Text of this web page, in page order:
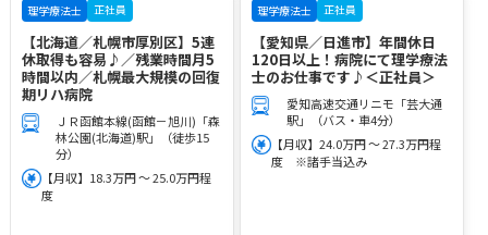
理学療法士 正社員
【北海道／札幌市厚別区】5連
休取得も容易♪／残業時間月5
時間以内／札幌最大規模の回復
期リハ病院
ＪＲ函館本線(函館－旭川)「森
林公園(北海道)駅」（徒歩15
分）
【月収】18.3万円 ～ 25.0万円程
度
理学療法士 正社員
【愛知県／日進市】年間休日
120日以上！病院にて理学療法
士のお仕事です♪＜正社員＞
愛知高速交通リニモ「芸大通
駅」（バス・車4分）
【月収】24.0万円 ～ 27.3万円程
度 ※諸手当込み